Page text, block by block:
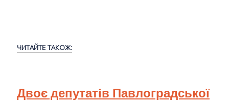
ЧИТАЙТЕ ТАКОЖ:
Двоє депутатів Павлоградської